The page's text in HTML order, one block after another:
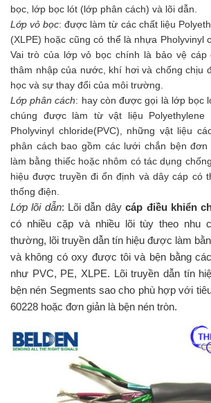
bọc, lớp bọc lót (lớp phân cách) và lõi dẫn.
Lớp vỏ bọc: được làm từ các chất liệu
(XLPE) hoặc cũng có thể là nhựa Pholyvinyl
Vai trò của lớp vỏ bọc chính là bảo vệ
thâm nhập của nước, khí hơi và chống chịu
học và sự thay đổi của môi trường.
Lớp phân cách: hay còn được gọi là lớp bọc
chúng được làm từ vật liệu Polyethylene
Pholyvinyl chloride(PVC), những vật liệu
phân cách bao gồm các lưới chắn bện
làm bằng thiếc hoặc nhôm có tác dụng
hiệu được truyền đi ổn định và dây cáp có
thống điện.
Lớp lõi dẫn: Lõi dẫn dâycáp điều khiển
có nhiều cặp và nhiều lõi tùy theo nhu
thường, lõi truyền dẫn tín hiệu được làm
và không có oxy được tôi và bện bằng
như PVC, PE, XLPE. Lõi truyền dẫn tín
bện nén Segments sao cho phù hợp với
60228 hoặc đơn giản là bện nén tròn.